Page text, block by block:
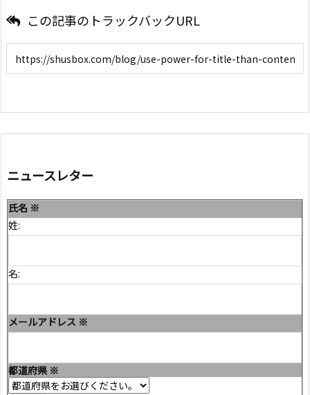
この記事のトラックバックURL
ニュースレター
氏名 ※
姓:
名:
メールアドレス ※
都道府県 ※